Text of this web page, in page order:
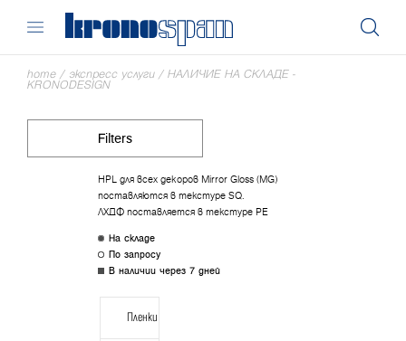
home / экспресс услуги / НАЛИЧИЕ НА СКЛАДЕ -
KRONODESIGN
Filters
HPL для всех декоров Mirror Gloss (MG)
поставляются в текстуре SQ.
ЛХДФ поставляется в текстуре РЕ
На складе
По запросу
В наличии через 7 дней
Пленки